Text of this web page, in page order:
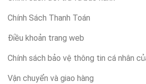
Chính sách bảo vệ thông tin cá nhân
Vận chuyển và giao hàng